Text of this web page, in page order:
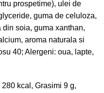
prospetime), ulei de
guma de celuloza,
soia, guma xanthan,
aroma naturala si
40; Alergeni: oua, lapte,
kcal, Grasimi 9 g,